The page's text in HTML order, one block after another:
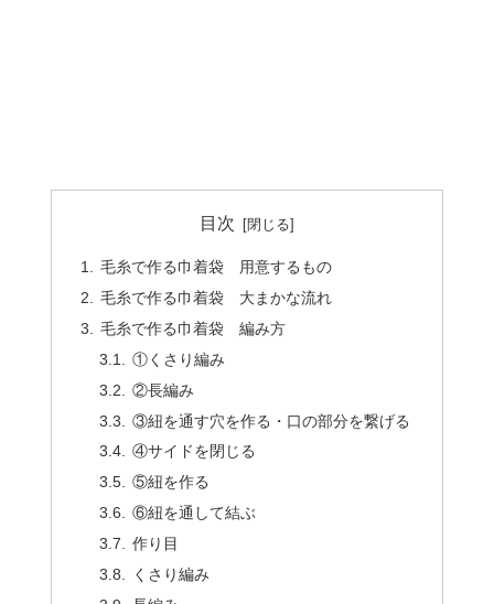
目次
毛糸で作る巾着袋 用意するもの
毛糸で作る巾着袋 大まかな流れ
毛糸で作る巾着袋 編み方
①くさり編み
②長編み
③紐を通す穴を作る・口の部分を繋げる
④サイドを閉じる
⑤紐を作る
⑥紐を通して結ぶ
作り目
くさり編み